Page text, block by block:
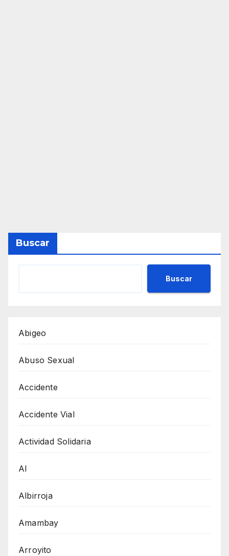
Buscar
Buscar
Abigeo
Abuso Sexual
Accidente
Accidente Vial
Actividad Solidaria
AI
Albirroja
Amambay
Arroyito